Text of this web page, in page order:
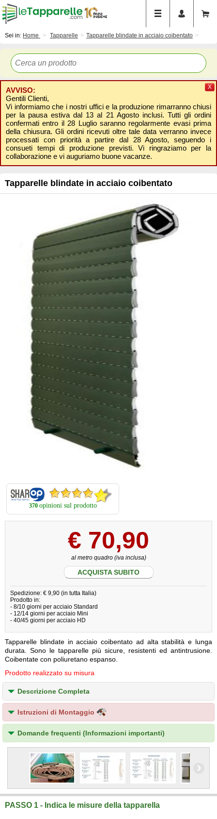
Sei in: Home Tapparelle Tapparelle blindate in acciaio coibentato
AVVISO:
Gentili Clienti,
Vi informiamo che i nostri uffici e la produzione rimarranno chiusi
per la pausa estiva dal 13 al 21 Agosto inclusi. Tutti gli ordini
confermati entro il 28 Luglio saranno regolarmente evasi prima
della chiusura. Gli ordini ricevuti oltre tale data verranno invece
processati con priorità a partire dal 28 Agosto, seguendo i
consueti tempi di produzione previsti. Vi ringraziamo per la
collaborazione e vi auguriamo buone vacanze.
X
Tapparelle blindate in acciaio coibentato
370 opinioni sul prodotto
€ 70,90
al metro quadro (iva inclusa)
ACQUISTA SUBITO
Spedizione: € 9,90 (in tutta Italia)
Prodotto in:
- 8/10 giorni per acciaio Standard
- 12/14 giorni per acciaio Mini
- 40/45 giorni per acciaio HD
Tapparelle blindate in acciaio coibentato ad alta stabilità e lunga
durata. Sono le tapparelle più sicure, resistenti ed antintrusione.
Coibentate con poliuretano espanso.
Prodotto realizzato su misura
Descrizione Completa
Istruzioni di Montaggio
Domande frequenti (Informazioni importanti)
PASSO 1 - Indica le misure della tapparella